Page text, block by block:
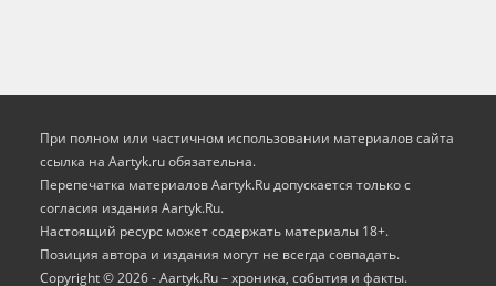
При полном или частичном использовании материалов сайта
ссылка на Aartyk.ru oбязательна.
Перепечатка материалов Aartyk.Ru допускается только с
согласия издания Aartyk.Ru.
Настоящий ресурс может содержать материалы 18+.
Позиция автора и издания могут не всегда совпадать.
Copyright © 2026 - Aartyk.Ru – хроника, события и факты.